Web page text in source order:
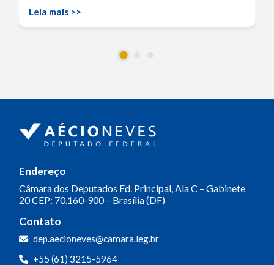
Leia mais >>
Endereço
Câmara dos Deputados Ed. Principal, Ala C – Gabinete
20CEP: 70.160-900 – Brasília (DF)
Contato
dep.aecioneves@camara.leg.br
+55 (61) 3215-5964